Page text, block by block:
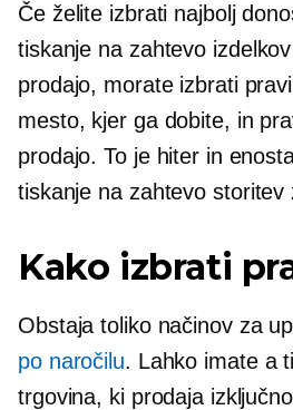
Če želite izbrati najbolj
tiskanje na zahtevo
prodajo, morate izbrati
mesto, kjer ga dobite, in
prodajo. To je hiter in
tiskanje na zahtevo storitev
Kako izbrati
Obstaja toliko načinov za
po naročilu. Lahko imate a
trgovina, ki prodaja izključno